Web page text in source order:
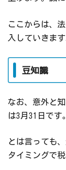
ここからは、
入していきます
豆知識
なお、意外と
は3月31日です。
とは言っても
タイミングで